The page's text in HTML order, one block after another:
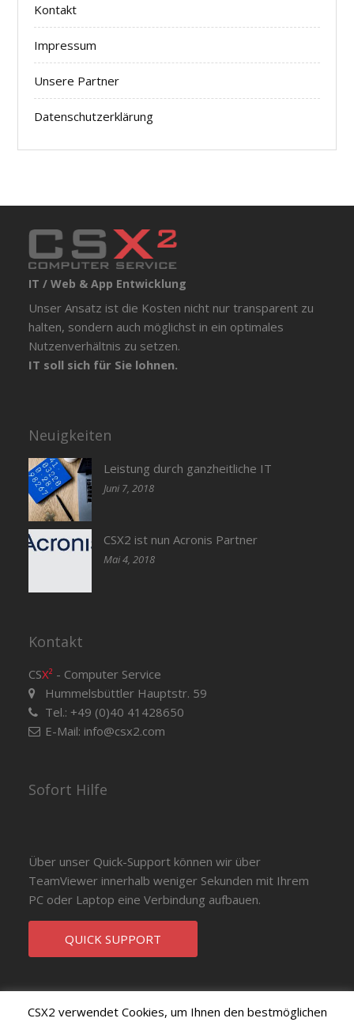
Kontakt
Impressum
Unsere Partner
Datenschutzerklärung
IT / Web & App Entwicklung
Unser Ansatz ist die Kosten nicht nur transparent zu
halten, sondern auch möglichst in ein optimales
Nutzenverhältnis zu setzen.
IT soll sich für Sie lohnen.
Neuigkeiten
Leistung durch ganzheitliche IT
Juni 7, 2018
CSX2 ist nun Acronis Partner
Mai 4, 2018
Kontakt
CSX² - Computer Service
Hummelsbüttler Hauptstr. 59
Tel.: +49 (0)40 41428650
E-Mail: info@csx2.com
Sofort Hilfe
Über unser Quick-Support können wir über
TeamViewer innerhalb weniger Sekunden mit Ihrem
PC oder Laptop eine Verbindung aufbauen.
QUICK SUPPORT
CSX2 verwendet Cookies, um Ihnen den bestmöglichen